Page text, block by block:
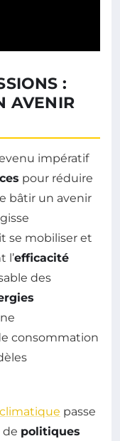
:
AVENIR
impératif
pour réduire
bâtir un avenir
se mobiliser et
l’efficacité
des
consommation
passe
de politiques